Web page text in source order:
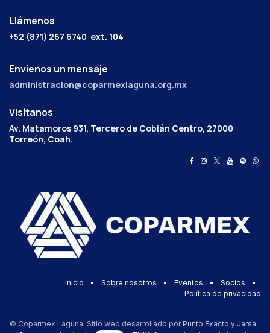
Llámenos
+52 (871) 267 6740 ext. 104
Envíenos un mensaje
administracion@coparmexlaguna.org.mx
Visítanos
Av. Matamoros 931, Tercero de Cobián Centro, 27000
Torreón, Coah.
Inicio • Sobre nosotros • Eventos • Socios
•
Política de privacidad
© Coparmex Laguna. Sitio web desarrollado por Punto Exacto y Jarsa